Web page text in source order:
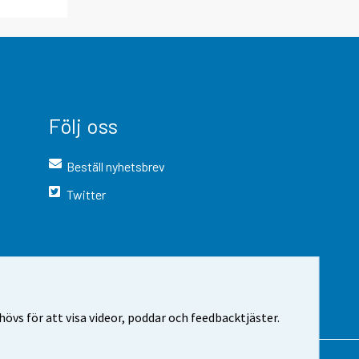
för att visa videor, poddar och feedbacktjäster.
Följ oss
Beställ nyhetsbrev
Twitter